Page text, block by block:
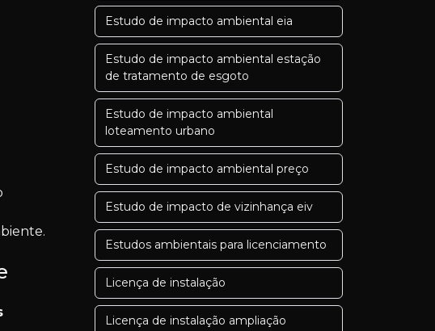
Estudo de impacto ambiental eia
Estudo de impacto ambiental estação
de tratamento de esgoto
Estudo de impacto ambiental
loteamento urbano
Estudo de impacto ambiental preço
Estudo de impacto de vizinhança eiv
Estudos ambientais para licenciamento
Licença de instalação
Licença de instalação ampliação